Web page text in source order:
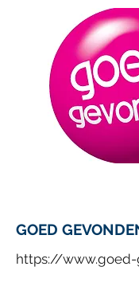
GOED
https://